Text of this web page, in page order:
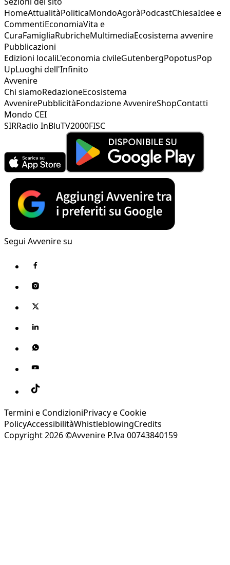
HomeAttualitàPoliticaMondoAgoràPodcastChiesaIdee e
CommentiEconomiaVita e
CuraFamigliaRubricheMultimediaEcosistema avvenire
Pubblicazioni
Edizioni localiL'economia civileGutenbergPopotusPop
UpLuoghi dell'Infinito
Avvenire
Chi siamoRedazioneEcosistema
AvvenirePubblicitàFondazione AvvenireShopContatti
Mondo CEI
SIRRadio InBluTV2000FISC
Segui Avvenire su
Termini e CondizioniPrivacy e Cookie
PolicyAccessibilitàWhistleblowingCredits
Copyright 2026 ©Avvenire P.Iva 00743840159